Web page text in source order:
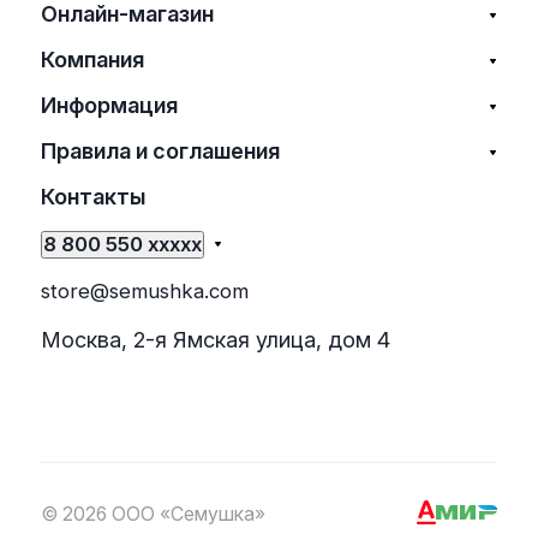
Онлайн-магазин
Компания
Информация
Правила и соглашения
Контакты
8 800 550 xxxxx
store@semushka.com
Москва, 2-я Ямская улица, дом 4
© 2026 ООО «Семушка»